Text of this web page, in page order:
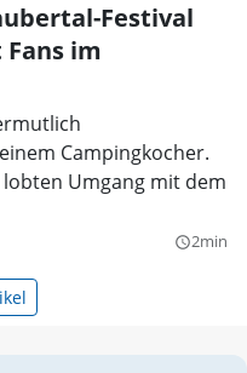
Festival
im
Campingkocher.
Umgang mit dem
query_builder2min